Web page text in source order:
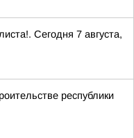
Сегодня 7 августа,
республики